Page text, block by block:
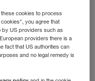
ist ein
WORK!
werden
Branchen
cookies to process
you agree that
by US providers such as
providers there is a
fact that US authorities can
and no legal remedy is